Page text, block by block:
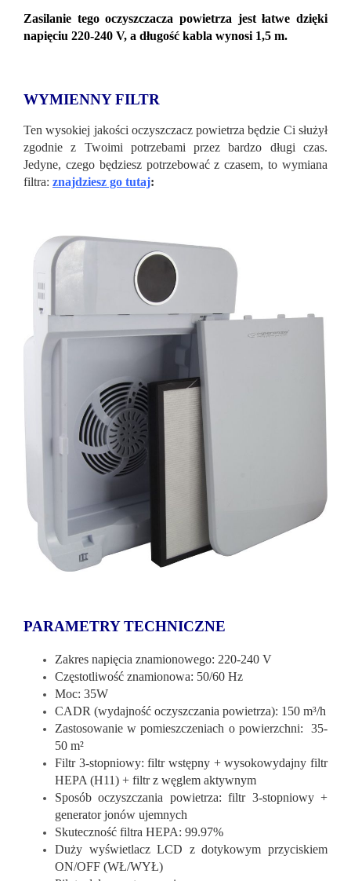
Zasilanie tego oczyszczacza powietrza jest łatwe dzięki
napięciu 220-240 V, a długość kabla wynosi 1,5 m.
WYMIENNY FILTR
Ten wysokiej jakości oczyszczacz powietrza będzie Ci służył
zgodnie z Twoimi potrzebami przez bardzo długi czas.
Jedyne, czego będziesz potrzebować z czasem, to wymiana
filtra: znajdziesz go tutaj:
PARAMETRY TECHNICZNE
Zakres napięcia znamionowego: 220-240 V
Częstotliwość znamionowa: 50/60 Hz
Moc: 35W
CADR (wydajność oczyszczania powietrza): 150 m³/h
Zastosowanie w pomieszczeniach o powierzchni: 35-
50 m²
Filtr 3-stopniowy: filtr wstępny + wysokowydajny filtr
HEPA (H11) + filtr z węglem aktywnym
Sposób oczyszczania powietrza: filtr 3-stopniowy +
generator jonów ujemnych
Skuteczność filtra HEPA: 99.97%
Duży wyświetlacz LCD z dotykowym przyciskiem
ON/OFF (WŁ/WYŁ)